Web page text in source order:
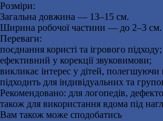
Розміри:
Загальна довжина — 13–15 см.
Ширина робочої частини — до 2–3 см.
Переваги:
поєднання користі та ігрового підходу;
ефективний у корекції звуковимови;
викликає інтерес у дітей, полегшуючи
підходить для індивідуальних та
Рекомендовано: для логопедів,
також для використання вдома під
Вам також може сподобатись